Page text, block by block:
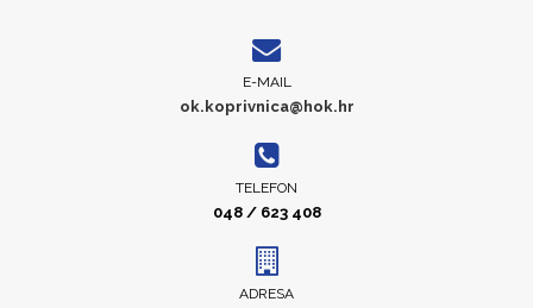
E-MAIL
ok.koprivnica@hok.hr
TELEFON
048 / 623 408
ADRESA